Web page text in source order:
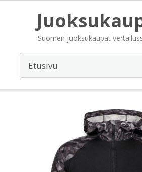
Suomen juoksukaupat